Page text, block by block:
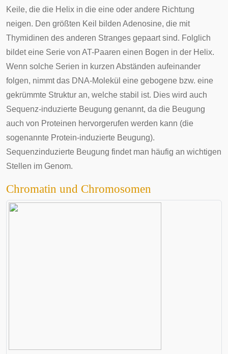
Keile, die die Helix in die eine oder andere Richtung
neigen. Den größten Keil bilden Adenosine, die mit
Thymidinen des anderen Stranges gepaart sind. Folglich
bildet eine Serie von AT-Paaren einen Bogen in der Helix.
Wenn solche Serien in kurzen Abständen aufeinander
folgen, nimmt das DNA-Molekül eine gebogene bzw. eine
gekrümmte Struktur an, welche stabil ist. Dies wird auch
Sequenz-induzierte Beugung genannt, da die Beugung
auch von Proteinen hervorgerufen werden kann (die
sogenannte Protein-induzierte Beugung).
Sequenzinduzierte Beugung findet man häufig an wichtigen
Stellen im Genom.
Chromatin und Chromosomen